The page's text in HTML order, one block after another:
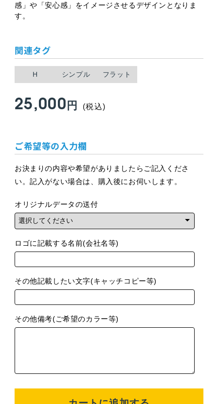
感」や「安心感」をイメージさせるデザインとなりま
す。
関連タグ
H シンプル フラット
通
価
格
25,000円 (税込)
ご希望等の入力欄
お決まりの内容や希望がありましたらご記入くださ
い。記入がない場合は、購入後にお伺いします。
オリジナルデータの送付
ロゴに記載する名前(会社名等)
その他記載したい文字(キャッチコピー等)
その他備考(ご希望のカラー等)